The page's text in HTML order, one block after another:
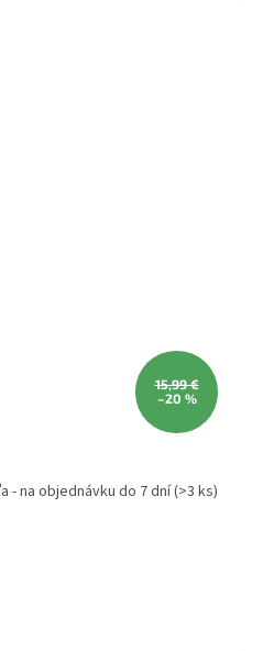
15,99 €
–20 %
- na objednávku do 7 dní(>3 ks)